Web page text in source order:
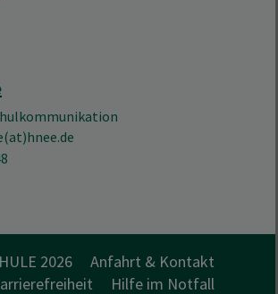
2026
Anfahrt & Kontakt
Hilfe im Notfall